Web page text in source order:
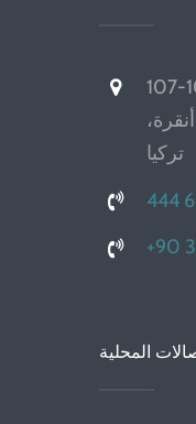
شارع 1202/1 رقم: 105-107
تركيا
444
+90
المحلية